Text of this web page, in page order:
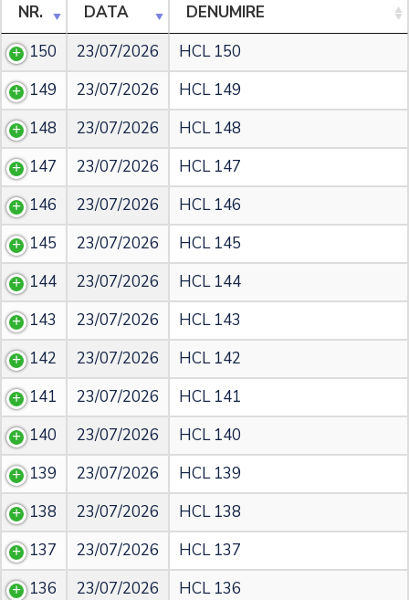
NR. DATA
DENUMIRE
150
23/07/2026
HCL 150
149
23/07/2026
HCL 149
148
23/07/2026
HCL 148
147
23/07/2026
HCL 147
146
23/07/2026
HCL 146
145
23/07/2026
HCL 145
144
23/07/2026
HCL 144
143
23/07/2026
HCL 143
142
23/07/2026
HCL 142
141
23/07/2026
HCL 141
140
23/07/2026
HCL 140
139
23/07/2026
HCL 139
138
23/07/2026
HCL 138
137
23/07/2026
HCL 137
136
23/07/2026
HCL 136